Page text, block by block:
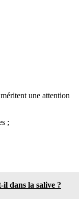
une attention
;
dans la salive ?